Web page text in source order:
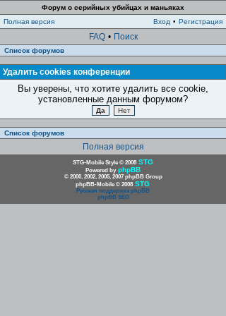
Форум о серийных убийцах и маньяках
Полная версия
Вход • Регистрация
FAQ • Поиск
Список форумов
Удалить cookies конференции
Вы уверены, что хотите удалить все cookie,
установленные данным форумом?
Список форумов
Полная версия
STG-Mobile Style © 2008 STG
Powered by phpBB
© 2000, 2002, 2005, 2007 phpBB Group
phpBB-Mobile © 2008 STG
Русская поддержка phpBB
phpBB SEO